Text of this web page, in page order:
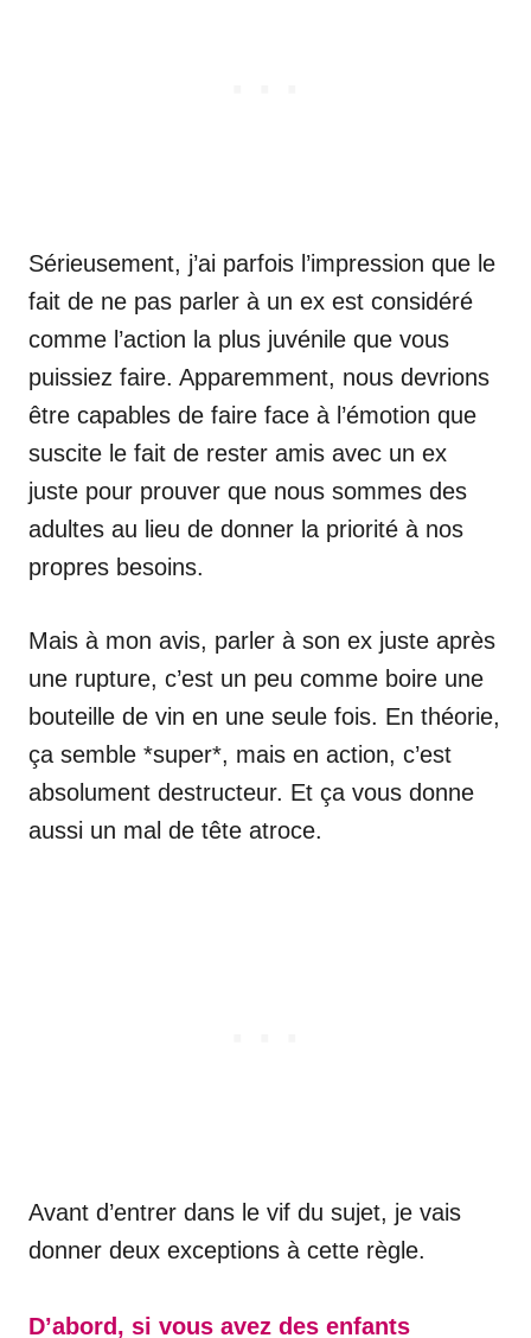
Sérieusement, j’ai parfois l’impression que le
fait de ne pas parler à un ex est considéré
comme l’action la plus juvénile que vous
puissiez faire. Apparemment, nous devrions
être capables de faire face à l’émotion que
suscite le fait de rester amis avec un ex
juste pour prouver que nous sommes des
adultes au lieu de donner la priorité à nos
propres besoins.
Mais à mon avis, parler à son ex juste après
une rupture, c’est un peu comme boire une
bouteille de vin en une seule fois. En théorie,
ça semble *super*, mais en action, c’est
absolument destructeur. Et ça vous donne
aussi un mal de tête atroce.
Avant d’entrer dans le vif du sujet, je vais
donner deux exceptions à cette règle.
D’abord, si vous avez des enfants